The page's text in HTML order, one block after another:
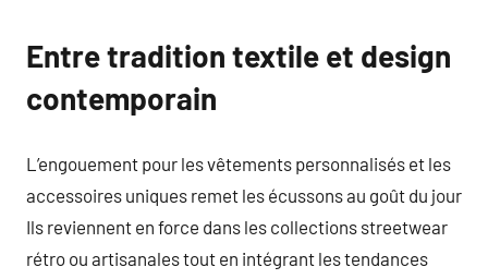
Entre tradition textile et design
contemporain
L’engouement pour les vêtements personnalisés et les
accessoires uniques remet les écussons au goût du jour
Ils reviennent en force dans les collections streetwear
rétro ou artisanales tout en intégrant les tendances